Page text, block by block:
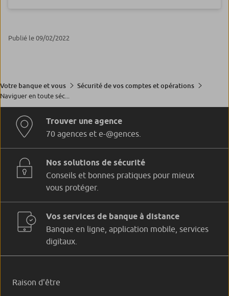
Publié le 09/02/2022
Votre banque et vous
Sécurité de vos comptes et opérations
Naviguer en toute séc...
Trouver une agence
70 agences et e-@gences.
Nos solutions de sécurité
Conseils et bonnes pratiques pour mieux
vous protéger.
Vos services de banque à distance
Banque en ligne, application mobile, services
digitaux.
Raison d'être